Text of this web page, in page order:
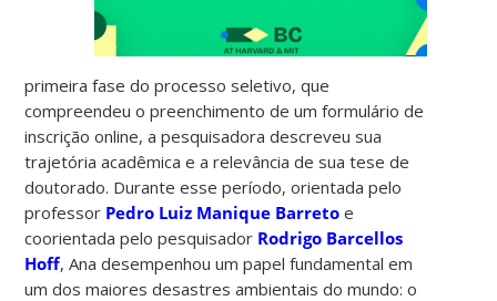
primeira fase do processo seletivo, que
compreendeu o preenchimento de um formulário de
inscrição online, a pesquisadora descreveu sua
trajetória acadêmica e a relevância de sua tese de
doutorado. Durante esse período, orientada pelo
professor Pedro Luiz Manique Barreto e
coorientada pelo pesquisador Rodrigo Barcellos
Hoff, Ana desempenhou um papel fundamental em
um dos maiores desastres ambientais do mundo: o